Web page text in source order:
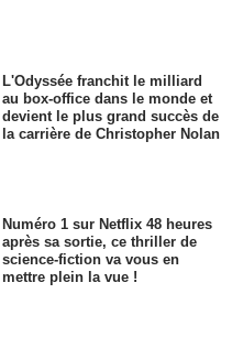
L'Odyssée franchit le milliard
au box-office dans le monde et
devient le plus grand succès de
la carrière de Christopher Nolan
Numéro 1 sur Netflix 48 heures
après sa sortie, ce thriller de
science-fiction va vous en
mettre plein la vue !